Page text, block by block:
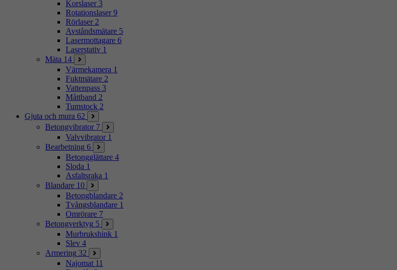
Korslaser 3
Rotationslaser 9
Rörlaser 2
Avståndsmätare 5
Lasermottagare 6
Laserstativ 1
Mäta 14
Värmekamera 1
Fuktmätare 2
Vattenpass 3
Måttband 2
Tumstock 2
Gjuta och mura 62
Betongvibrator 7
Valvvibrator 1
Bearbetning 6
Betongglättare 4
Sloda 1
Asfaltsraka 1
Blandare 10
Betongblandare 2
Tvångsblandare 1
Omrörare 7
Betongverktyg 5
Murbrukshink 1
Slev 4
Armering 32
Najomat 11